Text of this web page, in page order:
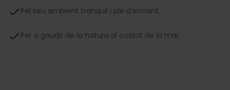
Pel seu ambient tranquil i ple d'encant.
Per a gaudir de la natura al costat de la mar.